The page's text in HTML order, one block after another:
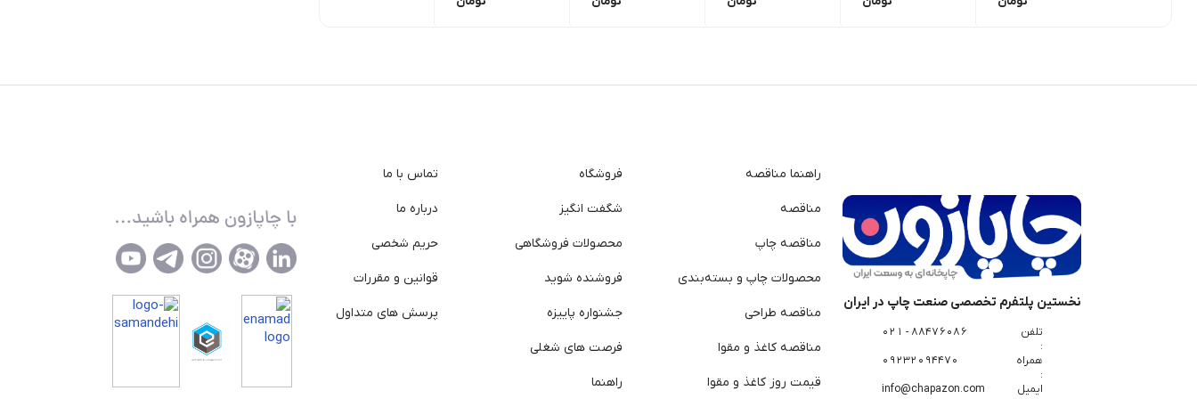
نخستین پلتفرم تخصصی صنعت چاپ در ایران
تلفن
:
88476086 - 021
همراه
:
09232094470
ایمیل
info@chapazon.com
راهنما مناقصه
مناقصه
مناقصه چاپ
محصولات چاپ و بسته‌بندی
مناقصه طراحی
مناقصه کاغذ و مقوا
قیمت روز کاغذ و مقوا
فروشگاه
شگفت انگیز
محصولات فروشگاهی
فروشنده شوید
جشنواره پاییزه
فرصت های شغلی
راهنما
تماس با ما
درباره ما
حریم شخصی
قوانین و مقررات
پرسش های متداول